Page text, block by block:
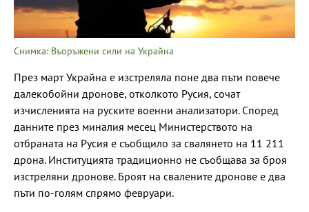
Снимка: Въоръжени сили на Украйна
През март Украйна е изстреляла поне два пъти повече
далекобойни дронове, отколкото Русия, сочат
изчисленията на руските военни анализатори. Според
данните през миналия месец Министерството на
отбраната на Русия е съобщило за свалянето на 11 211
дрона. Институцията традиционно не съобщава за броя
изстреляни дронове. Броят на свалените дронове е два
пъти по-голям спрямо февруари.